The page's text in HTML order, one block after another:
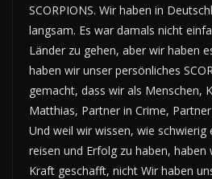
SCORPIONS. Wir haben in
langsam. Es war damals nicht
Länder zu gehen, aber wir haben
haben wir unser persönliches
gemacht, dass wir als Menschen,
Matthias, Partner in Crime,
Und weil wir wissen, wie schwierig
reisen und Erfolg zu haben, haben
Kraft geschafft, nicht Wir haben